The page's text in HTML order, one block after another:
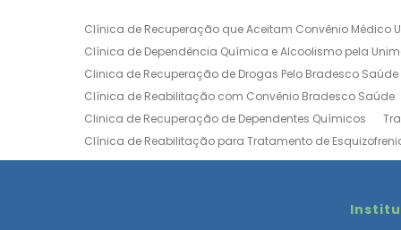
Clínica de Recuperação que Aceitam Convênio Médico
Clínica de Dependência Química e Alcoolismo pela
Clinica de Recuperação de Drogas Pelo Bradesco Saúde
Clínica de Reabilitação com Convênio Bradesco Saúde
Clinica de Recuperação de Dependentes Químicos
Clínica de Reabilitação para Tratamento de
Clínica para Dependência Química e Alcoolismo
Clínica de